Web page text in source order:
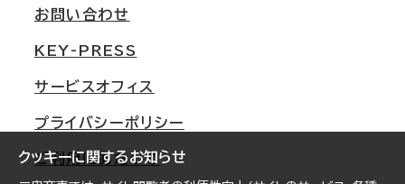
クッキーに関するお知らせ
オフィス移転Q&A
大阪
名古屋
札幌
仙台
お問い合わせ
KEY-PRESS
サービスオフィス
プライバシーポリシー
ご利用にあたって